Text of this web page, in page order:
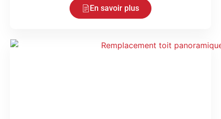
En savoir plus